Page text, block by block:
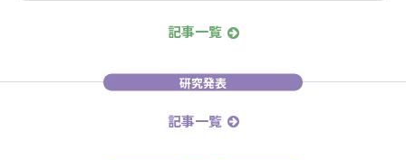
記事一覧
研究発表
記事一覧